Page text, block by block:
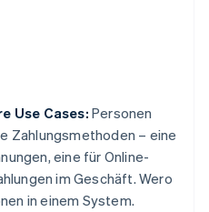
Use Cases: Personen
Zahlungsmethoden – eine
eine für Online-
im Geschäft. Wero
in einem System.